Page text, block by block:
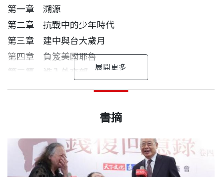
錢先生「未雨綢繆」「滴水不漏」的功夫在他的大作
裡均有提及，並且陳述了這幾十年來在外交及內政上
遭遇的眾多重大事件，但在各重大事件的背後，沒有
提到但意義深遠的小故事實在太多，期盼錢先生哪天
也能將那些有趣的小故事做成口述歷史，必也是一本
對外交後進有幫助的寶典。
——沈呂巡，資深外交官、前駐美代表
一代「外交才子」錢復家學淵博，自幼即受胡適、傅
斯年、父親錢思亮等大師教誨。艱困抗戰年代的求學
第一章 溯源
第二章 抗戰中的少年時代
第三章 建中與台大歲月
第四章 負笈美國耶魯
第五章 外交啼聲初試
第九章 釣魚台事件
第十章 退出聯合國
1935年出生，浙江杭縣人。國立台灣大學政治系畢
士。大學時代當選台大代聯會主席，創辦校園刊物，
入選青年友好訪問團至歐亞各國訪問。
書號 BGB558X
書摘